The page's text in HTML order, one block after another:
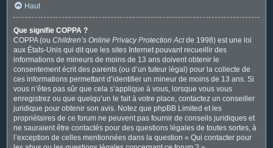
Haut
Que signifie COPPA ?
COPPA (ou Children’s Online Privacy Protection Actde 1998) est une loi
aux États-Unis qui dit que les sites Internet pouvant recueillir des
informations de mineurs de moins de 13 ans doivent obtenir le
consentement écrit des parents (ou d’un tuteur légal) pour la collecte de
ces informations permettant d’identifier un mineur de moins de 13 ans. Si
vous n’êtes pas sûr que cela s’applique à vous, lorsque vous vous
enregistrez ou que quelqu’un le fait à votre place, contactez un conseiller
juridique pour obtenir son avis. Notez que phpBB Limited et les
propriétaires de ce forum ne peuvent pas fournir de conseils juridiques et
ne sauraient être contactés pour des questions légales de toutes sortes, à
l’exception de celles mentionnées dans la question « Qui contacter pour